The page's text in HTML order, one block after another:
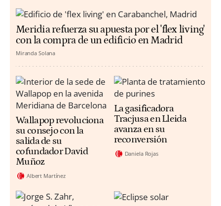
Meridia refuerza su apuesta por el 'flex living'
con la compra de un edificio en Madrid
Miranda Solana
Wallapop revoluciona
su consejo con la
salida de su
cofundador David
Muñoz
Albert Martínez
La gasificadora
Tracjusa en Lleida
avanza en su
reconversión
Daniela Rojas